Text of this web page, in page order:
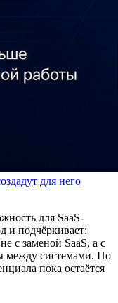
для него
для SaaS-
и подчёркивает:
с заменой SaaS, а с
между системами. По
пока остаётся